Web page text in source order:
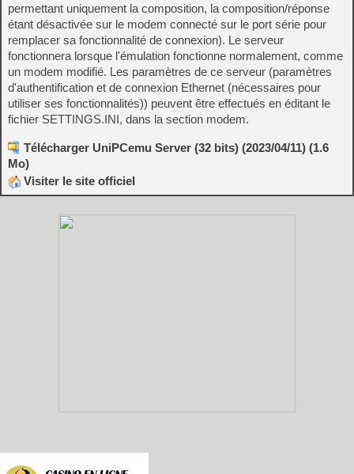
permettant uniquement la composition, la composition/réponse
étant désactivée sur le modem connecté sur le port série pour
remplacer sa fonctionnalité de connexion). Le serveur
fonctionnera lorsque l'émulation fonctionne normalement, comme
un modem modifié. Les paramètres de ce serveur (paramètres
d'authentification et de connexion Ethernet (nécessaires pour
utiliser ses fonctionnalités)) peuvent être effectués en éditant le
fichier SETTINGS.INI, dans la section modem.
Télécharger UniPCemu Server (32 bits) (2023/04/11) (1.6
Mo)
Visiter le site officiel